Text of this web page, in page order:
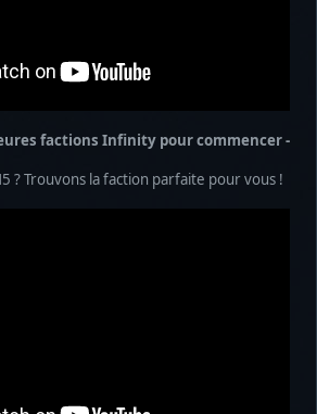
factions Infinity pour commencer -
? Trouvons la faction parfaite pour vous !